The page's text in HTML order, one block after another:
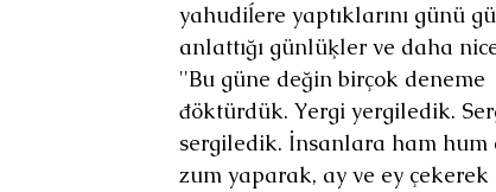
yahudiĺere yaptıklarını günü
anlattığı günlüķler ve daha
''Bu güne değin birçok deneme
đöktürdük. Yergi yergiledik.
sergiledik. İnsanlara ham hum
zum yaparak, ay ve ey çekerek